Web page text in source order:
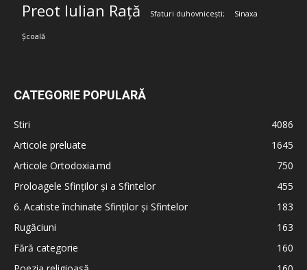
Preot Iulian Rață Sfaturi duhovnicești; Sinaxa
Școală
CATEGORIE POPULARĂ
Stiri
4086
Articole preluate
1645
Articole Ortodoxia.md
750
Proloagele Sfinților și a Sfintelor
455
6. Acatiste închinate Sfinților și Sfintelor
183
Rugăciuni
163
Fără categorie
160